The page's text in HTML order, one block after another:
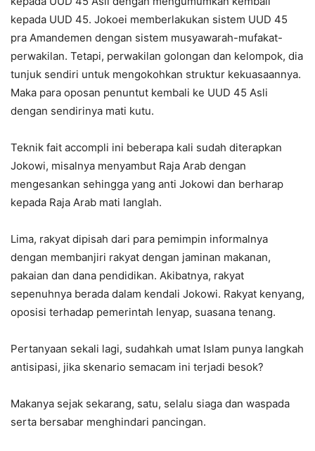
kepada UUD 45. Jokoei memberlakukan sistem UUD 45
pra Amandemen dengan sistem musyawarah-mufakat-
perwakilan. Tetapi, perwakilan golongan dan kelompok, dia
tunjuk sendiri untuk mengokohkan struktur kekuasaannya.
Maka para oposan penuntut kembali ke UUD 45 Asli
dengan sendirinya mati kutu.
Teknik fait accompli ini beberapa kali sudah diterapkan
Jokowi, misalnya menyambut Raja Arab dengan
mengesankan sehingga yang anti Jokowi dan berharap
kepada Raja Arab mati langlah.
Lima, rakyat dipisah dari para pemimpin informalnya
dengan membanjiri rakyat dengan jaminan makanan,
pakaian dan dana pendidikan. Akibatnya, rakyat
sepenuhnya berada dalam kendali Jokowi. Rakyat kenyang,
oposisi terhadap pemerintah lenyap, suasana tenang.
Pertanyaan sekali lagi, sudahkah umat Islam punya langkah
antisipasi, jika skenario semacam ini terjadi besok?
Makanya sejak sekarang, satu, selalu siaga dan waspada
serta bersabar menghindari pancingan.